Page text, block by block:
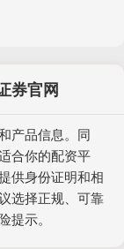
券官网
产品信息。同
合你的配资平
供身份证明和相
选择正规、可靠
示。